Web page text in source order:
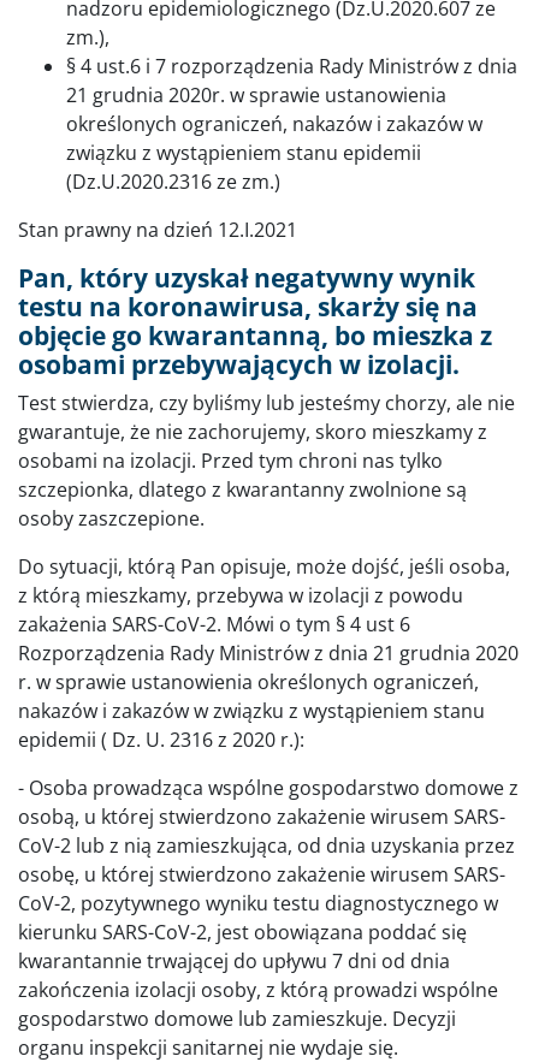
nadzoru epidemiologicznego (Dz.U.2020.607 ze
zm.),
§ 4 ust.6 i 7 rozporządzenia Rady Ministrów z dnia
21 grudnia 2020r. w sprawie ustanowienia
określonych ograniczeń, nakazów i zakazów w
związku z wystąpieniem stanu epidemii
(Dz.U.2020.2316 ze zm.)
Stan prawny na dzień 12.I.2021
Pan, który uzyskał negatywny wynik
testu na koronawirusa, skarży się na
objęcie go kwarantanną, bo mieszka z
osobami przebywających w izolacji.
Test stwierdza, czy byliśmy lub jesteśmy chorzy, ale nie
gwarantuje, że nie zachorujemy, skoro mieszkamy z
osobami na izolacji. Przed tym chroni nas tylko
szczepionka, dlatego z kwarantanny zwolnione są
osoby zaszczepione.
Do sytuacji, którą Pan opisuje, może dojść, jeśli osoba,
z którą mieszkamy, przebywa w izolacji z powodu
zakażenia SARS-CoV-2. Mówi o tym § 4 ust 6
Rozporządzenia Rady Ministrów z dnia 21 grudnia 2020
r. w sprawie ustanowienia określonych ograniczeń,
nakazów i zakazów w związku z wystąpieniem stanu
epidemii ( Dz. U. 2316 z 2020 r.):
- Osoba prowadząca wspólne gospodarstwo domowe z
osobą, u której stwierdzono zakażenie wirusem SARS-
CoV-2 lub z nią zamieszkująca, od dnia uzyskania przez
osobę, u której stwierdzono zakażenie wirusem SARS-
CoV-2, pozytywnego wyniku testu diagnostycznego w
kierunku SARS-CoV-2, jest obowiązana poddać się
kwarantannie trwającej do upływu 7 dni od dnia
zakończenia izolacji osoby, z którą prowadzi wspólne
gospodarstwo domowe lub zamieszkuje. Decyzji
organu inspekcji sanitarnej nie wydaje się.